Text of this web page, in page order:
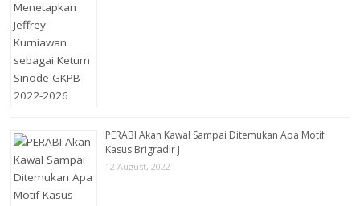
PERABI Akan Kawal Sampai Ditemukan Apa Motif
Kasus Brigradir J
12 August, 2022